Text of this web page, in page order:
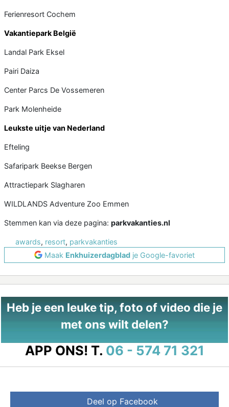
Ferienresort Cochem
Vakantiepark België
Landal Park Eksel
Pairi Daiza
Center Parcs De Vossemeren
Park Molenheide
Leukste uitje van Nederland
Efteling
Safaripark Beekse Bergen
Attractiepark Slagharen
WILDLANDS Adventure Zoo Emmen
Stemmen kan via deze pagina: parkvakanties.nl
awards, resort, parkvakanties
Maak Enkhuizerdagblad je Google-favoriet
Heb je een leuke tip, foto of video die je
met ons wilt delen?
APP ONS! T. 06 - 574 71 321
Deel op Facebook